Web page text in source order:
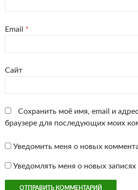
Email *
Сайт
Сохранить моё имя, email и
браузере для последующих моих
Уведомить меня о новых
Уведомлять меня о новых записях